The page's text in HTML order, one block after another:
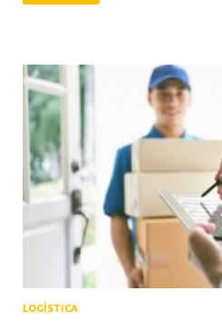
LOGÍSTICA